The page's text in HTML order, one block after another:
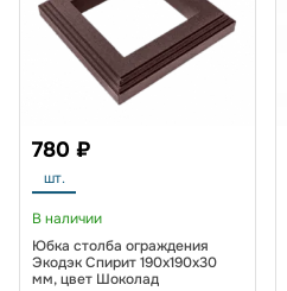
780 ₽
шт.
В наличии
Юбка столба ограждения
Экодэк Спирит 190х190х30
мм, цвет Шоколад